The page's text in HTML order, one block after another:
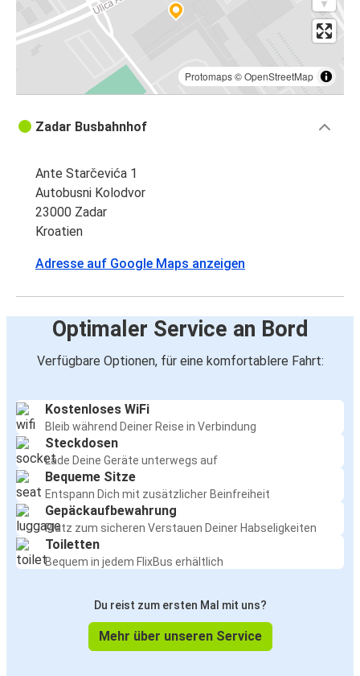
Protomaps©OpenStreetMap
Zadar Busbahnhof
Ante Starčevića 1
Autobusni Kolodvor
23000 Zadar
Kroatien
Adresse auf Google Maps anzeigen
Optimaler Service an Bord
Verfügbare Optionen, für eine komfortablere Fahrt:
Kostenloses WiFi
Bleib während Deiner Reise in Verbindung
Steckdosen
Lade Deine Geräte unterwegs auf
Bequeme Sitze
Entspann Dich mit zusätzlicher Beinfreiheit
Gepäckaufbewahrung
Platz zum sicheren Verstauen Deiner Habseligkeiten
Toiletten
Bequem in jedem FlixBus erhältlich
Du reist zum ersten Mal mit uns?
Mehr über unseren Service